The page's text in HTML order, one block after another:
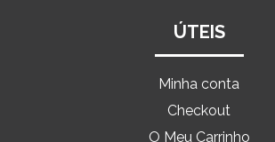
ÚTEIS
Minha conta
Checkout
O Meu Carrinho